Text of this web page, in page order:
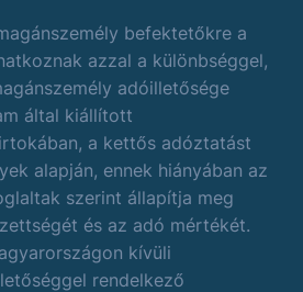
befektetőkre a
azzal a különbséggel,
adóilletősége
által kiállított
a kettős adóztatást
alapján, ennek hiányában az
szerint állapítja meg
és az adó mértékét.
kívüli
rendelkező